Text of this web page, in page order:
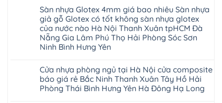
Bình
Dương
Huế
Cần
Thơ
Đà
Nẵng
Hoài
Đức
Ninh
Giang
Hải
Nẵng
Khánh
Hòa
Hải
Phòng
Lâm
Đồng
Nghệ
An
Quảng
Ninh
Gia
Lâm
Thanh
Xuân
Hà
Nội
Hoài
Đức
Đan
Phượng
Hưng
Yên
quan
tâm
Ninh
Nghệ
An
Bắc
Ninh
Tuyên
Quang
Thái
hèm
khóa
uy
tín
hàng
đầu
đã
định
tại
Việt
Nam
Glotex
và
Sàn
nhựa
Fukione
giả
gỗ
4mm
6mm
đế
cao
su
bình
luận
ở
Sàn
nhựa
Glotex
và
composite
giả
vân
gỗ
tạo
Sàn nhựa Glotex 4mm giá bao nhiêu Sàn nhựa
giả gỗ Glotex có tốt không sàn nhựa glotex
của nước nào Hà Nội Thanh Xuân tpHCM Đà
Nẵng Gia Lâm Phú Thọ Hải Phòng Sóc Sơn
Ninh Bình Hưng Yên
bình
luận
ở
Sàn
Cửa nhựa phòng ngủ tại Hà Nội cửa composite
báo giá rẻ Bắc Ninh Thanh Xuân Tây Hồ Hải
Phòng Thái Bình Hưng Yên Hà Đông Hạ Long